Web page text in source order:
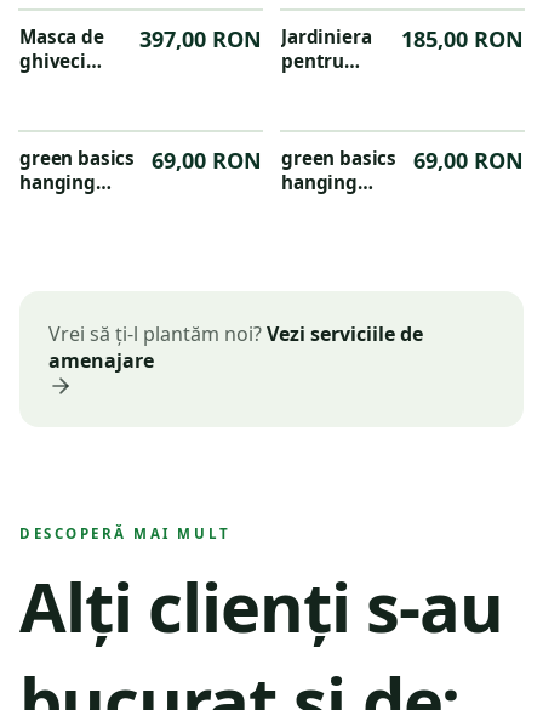
Masca de
ghiveci
Groove NL,
din material
compozit,
397,00 RON
Jardiniera
pentru
garden xxl
80cm,
culoare
185,00 RON
green basics
hanging
69,00 RON
green basics
hanging
69,00 RON
Vrei să ți-l plantăm noi?Vezi serviciile de
amenajare
DESCOPERĂ MAI MULT
Alți clienți s-au